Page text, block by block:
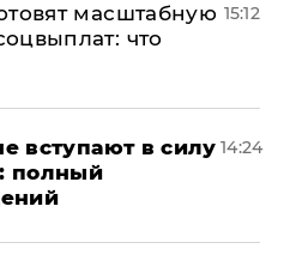
масштабную
что
15:12
вступают в силу
полный
14:24